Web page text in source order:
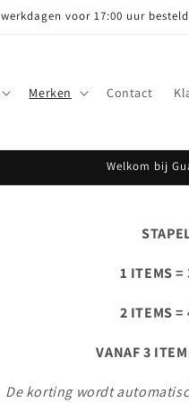
voor 17:00 uur
Merken Contact
Welkom bij
1 ITEMS
2 ITEMS
VANAF 3
De korting wordt